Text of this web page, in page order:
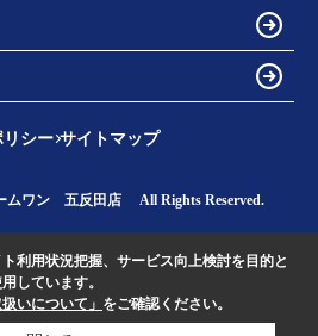
シー サイトマップ
ムワン 五反田店 All Rights Reserved.
利用状況把握、サービス向上検討を目的と
しています。
扱いについて」 をご確認ください。